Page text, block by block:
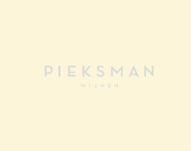
contenu